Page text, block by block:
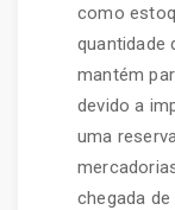
como
quantidade
mantém
devido a
uma
chegada